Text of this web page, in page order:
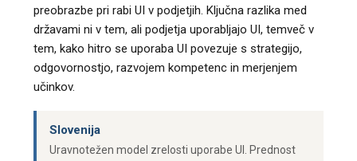
preobrazbe pri rabi UI v podjetjih. Ključna razlika med
državami ni v tem, ali podjetja uporabljajo UI, temveč v
tem, kako hitro se uporaba UI povezuje s strategijo,
odgovornostjo, razvojem kompetenc in merjenjem
učinkov.
Slovenija
Uravnotežen model zrelosti uporabe UI. Prednost